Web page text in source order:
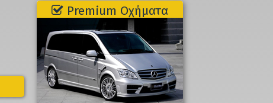
Premium Οχήματα